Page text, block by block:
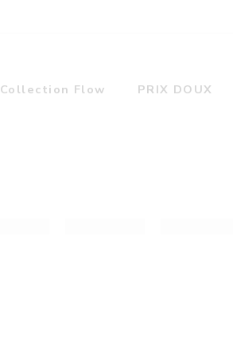
Collection Flow PRIX DOUX